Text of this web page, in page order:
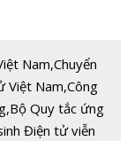
Nam,Chuyển
Việt Nam,Công
,Bộ Quy tắc ứng
Điện tử viễn